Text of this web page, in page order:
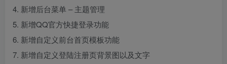
4. 新增后台菜单 – 主题管理
5. 新增QQ官方快捷登录功能
6. 新增自定义前台首页模板功能
7. 新增自定义登陆注册页背景图以及文字